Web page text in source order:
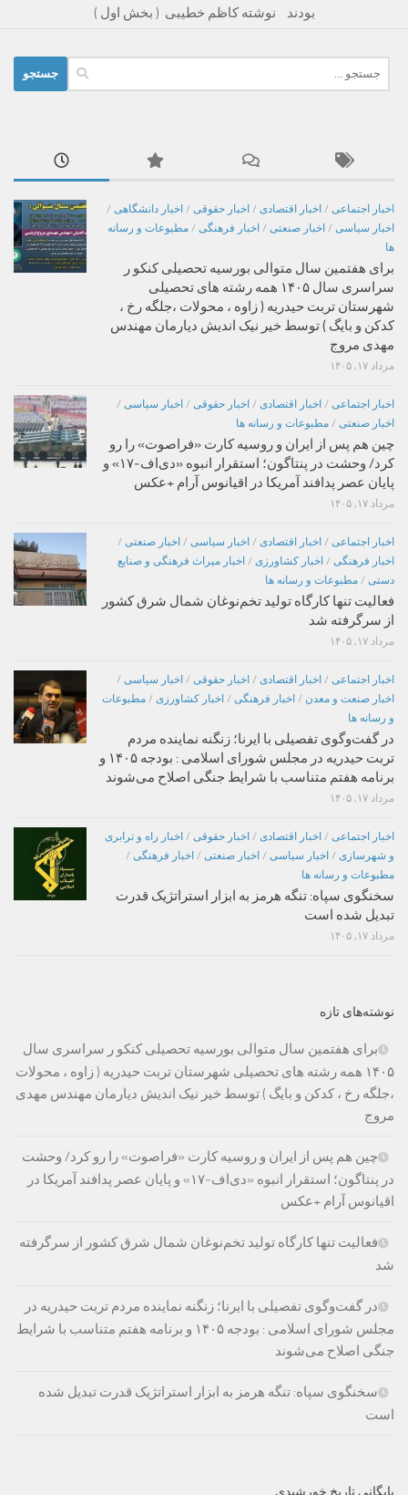
بودند نوشته کاظم خطیبی ( بخش اول )
برای:
اخبار اجتماعی / اخبار اقتصادی / اخبار حقوقی / اخبار دانشگاهی /
اخبار سیاسی / اخبار صنعتی / اخبار فرهنگی / مطبوعات و رسانه
ها
برای هفتمین سال متوالی بورسیه تحصیلی کنکو ر
سراسری سال ۱۴۰۵ همه رشته های تحصیلی
شهرستان تربت حیدریه ( زاوه ، محولات ،جلگه رخ ،
کدکن و بایگ ) توسط خیر نیک اندیش دیارمان مهندس
مهدی مروج
مرداد ۱۷, ۱۴۰۵
اخبار اجتماعی / اخبار اقتصادی / اخبار حقوقی / اخبار سیاسی /
اخبار صنعتی / مطبوعات و رسانه ها
چین هم پس از ایران و روسیه کارت «فراصوت» را رو
کرد/ وحشت در پنتاگون؛ استقرار انبوه «دی‌اف‑۱۷» و
پایان عصر پدافند آمریکا در اقیانوس آرام +عکس
مرداد ۱۷, ۱۴۰۵
اخبار اجتماعی / اخبار اقتصادی / اخبار سیاسی / اخبار صنعتی /
اخبار فرهنگی / اخبار کشاورزی / اخبار میراث فرهنگی و صنایع
دستی / مطبوعات و رسانه ها
فعالیت تنها کارگاه تولید تخم‌نوغان شمال شرق کشور
از سرگرفته شد
مرداد ۱۷, ۱۴۰۵
اخبار اجتماعی / اخبار اقتصادی / اخبار حقوقی / اخبار سیاسی /
اخبار صنعت و معدن / اخبار فرهنگی / اخبار کشاورزی / مطبوعات
و رسانه ها
در گفت‌وگوی تفصیلی با ایرنا؛ زنگنه نماینده مردم
تربت حیدریه در مجلس شورای اسلامی : بودجه ۱۴۰۵ و
برنامه هفتم متناسب با شرایط جنگی اصلاح می‌شوند
مرداد ۱۷, ۱۴۰۵
اخبار اجتماعی / اخبار اقتصادی / اخبار حقوقی / اخبار راه و ترابری
و شهرسازی / اخبار سیاسی / اخبار صنعتی / اخبار فرهنگی /
مطبوعات و رسانه ها
سخنگوی سپاه: تنگه هرمز به ابزار استراتژیک قدرت
تبدیل شده است
مرداد ۱۷, ۱۴۰۵
نوشته‌های تازه
برای هفتمین سال متوالی بورسیه تحصیلی کنکو ر سراسری سال
۱۴۰۵ همه رشته های تحصیلی شهرستان تربت حیدریه ( زاوه ، محولات
،جلگه رخ ، کدکن و بایگ ) توسط خیر نیک اندیش دیارمان مهندس مهدی
مروج
چین هم پس از ایران و روسیه کارت «فراصوت» را رو کرد/ وحشت
در پنتاگون؛ استقرار انبوه «دی‌اف‑۱۷» و پایان عصر پدافند آمریکا در
اقیانوس آرام +عکس
فعالیت تنها کارگاه تولید تخم‌نوغان شمال شرق کشور از سرگرفته
شد
در گفت‌وگوی تفصیلی با ایرنا؛ زنگنه نماینده مردم تربت حیدریه در
مجلس شورای اسلامی : بودجه ۱۴۰۵ و برنامه هفتم متناسب با شرایط
جنگی اصلاح می‌شوند
سخنگوی سپاه: تنگه هرمز به ابزار استراتژیک قدرت تبدیل شده
است
بایگانی تاریخ خورشیدی